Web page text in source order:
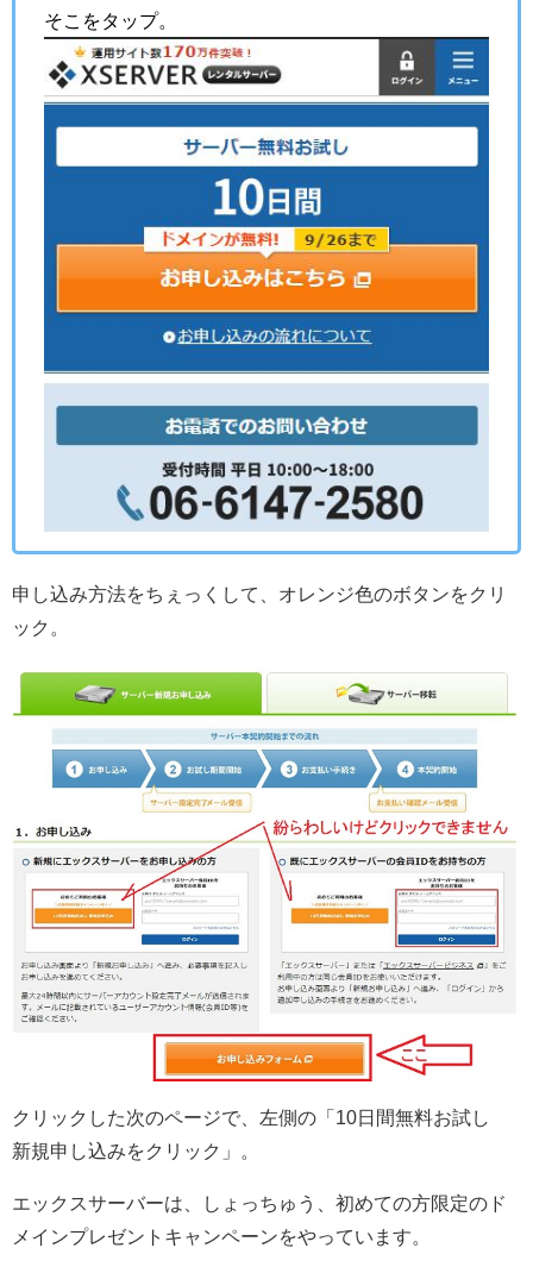
そこをタップ。
申し込み方法をちぇっくして、オレンジ色のボタンをクリ
ック。
クリックした次のページで、左側の「10日間無料お試し
新規申し込みをクリック」。
エックスサーバーは、しょっちゅう、初めての方限定のド
メインプレゼントキャンペーンをやっています。